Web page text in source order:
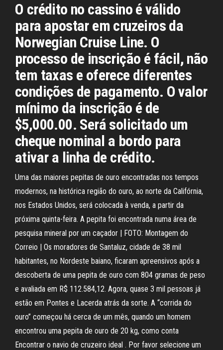
O crédito no cassino é válido
para apostar em cruzeiros da
Norwegian Cruise Line. O
processo de inscrição é fácil, não
tem taxas e oferece diferentes
condições de pagamento. O valor
mínimo da inscrição é de
$5,000.00. Será solicitado um
cheque nominal a bordo para
ativar a linha de crédito.
Uma das maiores pepitas de ouro encontradas nos tempos
modernos, na histórica região do ouro, ao norte da Califórnia,
nos Estados Unidos, será colocada à venda, a partir da
próxima quinta-feira. A pepita foi encontrada numa área de
pesquisa mineral por um caçador | FOTO: Montagem do
Correio | Os moradores de Santaluz, cidade de 38 mil
habitantes, no Nordeste baiano, ficaram apreensivos após a
descoberta de uma pepita de ouro com 804 gramas de peso
e avaliada em R$ 112.584,12. Agora, quase 3 mil pessoas já
estão em Pontes e Lacerda atrás da sorte. A “corrida do
ouro” começou há cerca de um mês, quando um homem
encontrou uma pepita de ouro de 20 kg, como conta
Encontrar o navio de cruzeiro ideal . Por favor selecione um